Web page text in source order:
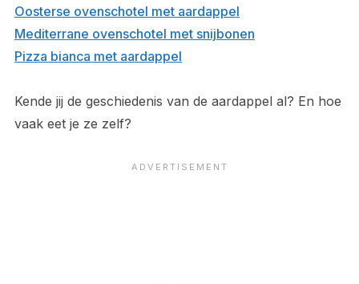
Oosterse ovenschotel met aardappel
Mediterrane ovenschotel met snijbonen
Pizza bianca met aardappel
Kende jij de geschiedenis van de aardappel al? En hoe
vaak eet je ze zelf?